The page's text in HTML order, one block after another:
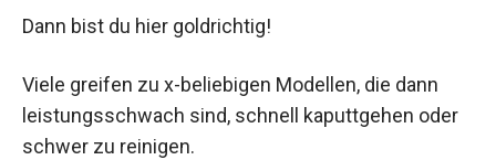
Dann bist du hier goldrichtig!
Viele greifen zu x-beliebigen Modellen, die dann
leistungsschwach sind, schnell kaputtgehen oder
schwer zu reinigen.